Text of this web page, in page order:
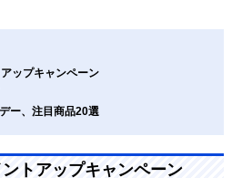
ップキャンペーン
ー、注目商品20選
トアップキャンペーン